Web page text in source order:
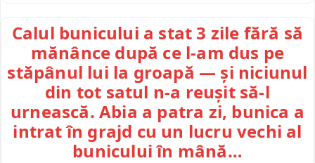
Calul bunicului a stat 3 zile fără să
mănânce după ce l-am dus pe
stăpânul lui la groapă — și niciunul
din tot satul n-a reușit să-l
urnească. Abia a patra zi, bunica a
intrat în grajd cu un lucru vechi al
bunicului în mână…